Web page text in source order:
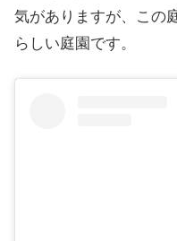
気がありますが、この
らしい庭園です。